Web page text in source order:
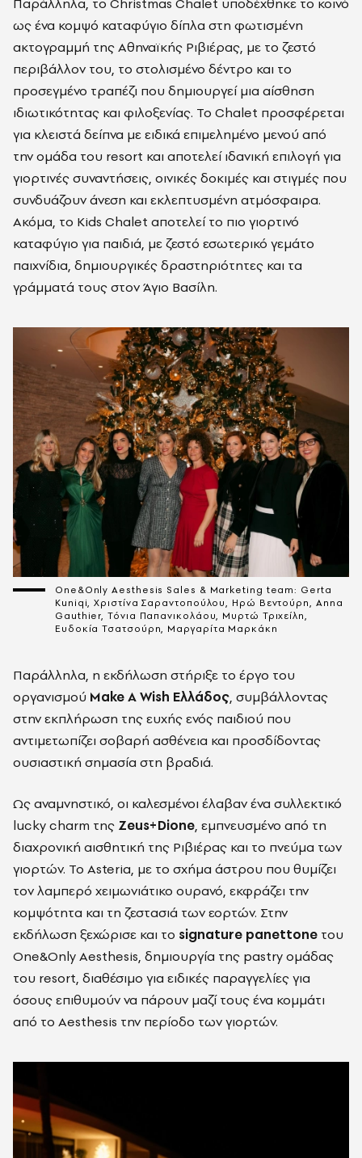
ως ένα κομψό καταφύγιο δίπλα στη φωτισμένη
ακτογραμμή της Αθηναϊκής Ριβιέρας, με το ζεστό
περιβάλλον του, το στολισμένο δέντρο και το
προσεγμένο τραπέζι που δημιουργεί μια αίσθηση
ιδιωτικότητας και φιλοξενίας. Το Chalet προσφέρεται
για κλειστά δείπνα με ειδικά επιμελημένο μενού από
την ομάδα του resort και αποτελεί ιδανική επιλογή για
γιορτινές συναντήσεις, οινικές δοκιμές και στιγμές που
συνδυάζουν άνεση και εκλεπτυσμένη ατμόσφαιρα.
Ακόμα, το Kids Chalet αποτελεί το πιο γιορτινό
καταφύγιο για παιδιά, με ζεστό εσωτερικό γεμάτο
παιχνίδια, δημιουργικές δραστηριότητες και τα
γράμματά τους στον Άγιο Βασίλη.
One&Only Aesthesis Sales & Marketing team: Gerta
Kuniqi, Χριστίνα Σαραντοπούλου, Ηρώ Βεντούρη, Anna
Gauthier, Τόνια Παπανικολάου, Μυρτώ Τριχείλη,
Ευδοκία Τσατσούρη, Μαργαρίτα Μαρκάκη
Παράλληλα, η εκδήλωση στήριξε το έργο του
οργανισμού Make A Wish Ελλάδος, συμβάλλοντας
στην εκπλήρωση της ευχής ενός παιδιού που
αντιμετωπίζει σοβαρή ασθένεια και προσδίδοντας
ουσιαστική σημασία στη βραδιά.
Ως αναμνηστικό, οι καλεσμένοι έλαβαν ένα συλλεκτικό
lucky charm της Zeus+Dione, εμπνευσμένο από τη
διαχρονική αισθητική της Ριβιέρας και το πνεύμα των
γιορτών. Το Asteria, με το σχήμα άστρου που θυμίζει
τον λαμπερό χειμωνιάτικο ουρανό, εκφράζει την
κομψότητα και τη ζεστασιά των εορτών. Στην
εκδήλωση ξεχώρισε και το signature panettone του
One&Only Aesthesis, δημιουργία της pastry ομάδας
του resort, διαθέσιμο για ειδικές παραγγελίες για
όσους επιθυμούν να πάρουν μαζί τους ένα κομμάτι
από το Aesthesis την περίοδο των γιορτών.